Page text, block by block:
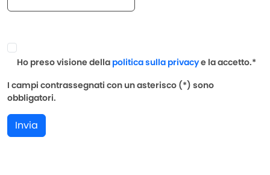
Ho preso visione della politica sulla privacye la accetto.*
I campi contrassegnati con un asterisco (*) sono
obbligatori.
Invia